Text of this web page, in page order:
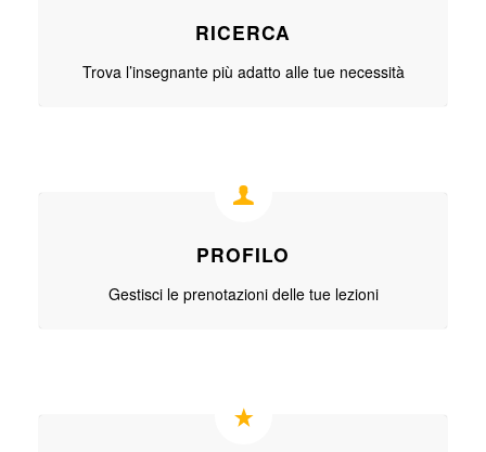
RICERCA
Trova l’insegnante più adatto alle tue necessità
PROFILO
Gestisci le prenotazioni delle tue lezioni